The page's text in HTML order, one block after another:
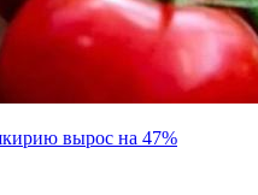
вырос на 47%